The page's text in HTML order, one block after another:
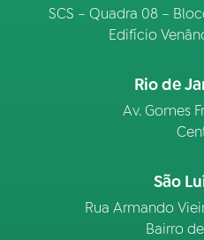
SCS – Quadra 08 –
Edifício
Rio de
Av. Gomes
São
Rua Armando
Bairro